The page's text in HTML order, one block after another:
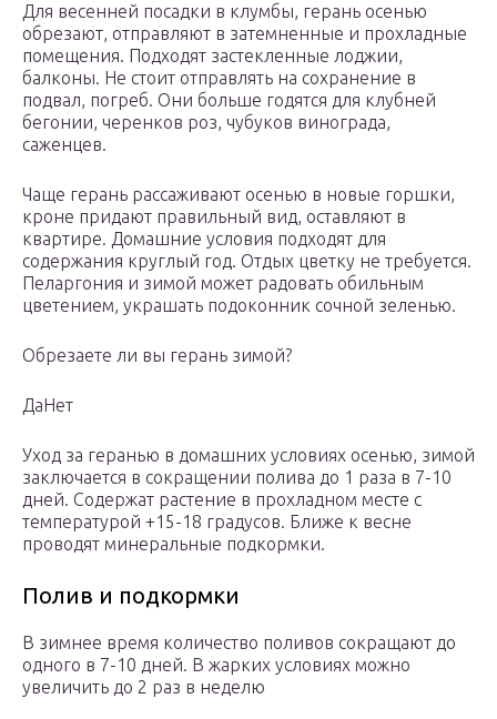
Для весенней посадки в клумбы, герань осенью
обрезают, отправляют в затемненные и прохладные
помещения. Подходят застекленные лоджии,
балконы. Не стоит отправлять на сохранение в
подвал, погреб. Они больше годятся для клубней
бегонии, черенков роз, чубуков винограда,
саженцев.
Чаще герань рассаживают осенью в новые горшки,
кроне придают правильный вид, оставляют в
квартире. Домашние условия подходят для
содержания круглый год. Отдых цветку не требуется.
Пеларгония и зимой может радовать обильным
цветением, украшать подоконник сочной зеленью.
Обрезаете ли вы герань зимой?
ДаНет
Уход за геранью в домашних условиях осенью, зимой
заключается в сокращении полива до 1 раза в 7-10
дней. Содержат растение в прохладном месте с
температурой +15-18 градусов. Ближе к весне
проводят минеральные подкормки.
Полив и подкормки
В зимнее время количество поливов сокращают до
одного в 7-10 дней. В жарких условиях можно
увеличить до 2 раз в неделю